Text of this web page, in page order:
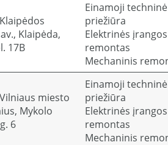
Klaipėda,
17B
Einamoji techninė
priežiūra
Elektrinės įrangos
remontas
Mechaninis
miesto
Mykolo
6
Einamoji techninė
priežiūra
Elektrinės įrangos
remontas
Mechaninis